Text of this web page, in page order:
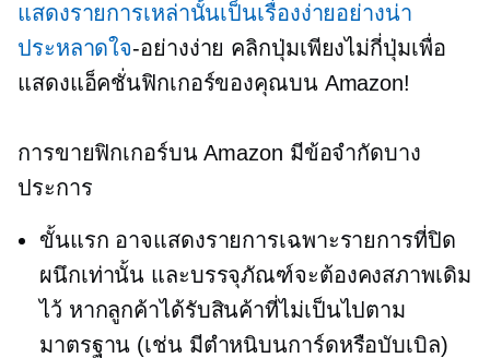
แสดงรายการเหล่านั้นเป็นเรื่องง่ายอย่างน่า
ประหลาดใจ-อย่างง่าย คลิกปุ่มเพียงไม่กี่ปุ่มเพื่อ
แสดงแอ็คชั่นฟิกเกอร์ของคุณบน Amazon!
การขายฟิกเกอร์บน Amazon มีข้อจำกัดบาง
ประการ
ขั้นแรก อาจแสดงรายการเฉพาะรายการที่ปิด
ผนึกเท่านั้น และบรรจุภัณฑ์จะต้องคงสภาพเดิม
ไว้ หากลูกค้าได้รับสินค้าที่ไม่เป็นไปตาม
มาตรฐาน (เช่น มีตำหนิบนการ์ดหรือบับเบิล)